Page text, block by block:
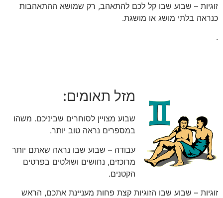
זוגיות – שבוע שבו קל לכם להתאהב, רק שמושא ההתאהבות
כנראה בלתי מושג או מושגת.
.
מזל תאומים:
שבוע מצויין לסוחרים שביניכם. משהו
במספרים נראה טוב יותר.
עבודה – שבוע שבו נראה שאתם יותר
מרוכזים, נחושים ושולטים בפרטים
הקטנים.
זוגיות – שבוע שבו הזוגיות קצת פחות מעניינת אתכם, הראש